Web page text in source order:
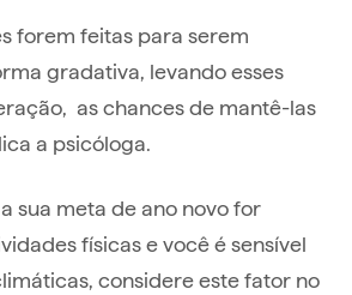
forem feitas para serem
gradativa, levando esses
as chances de mantê-las
a psicóloga.
sua meta de ano novo for
físicas e você é sensível
considere este fator no